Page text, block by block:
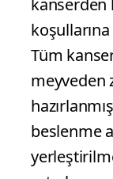
kanserden
Tüm
meyveden
beslenme